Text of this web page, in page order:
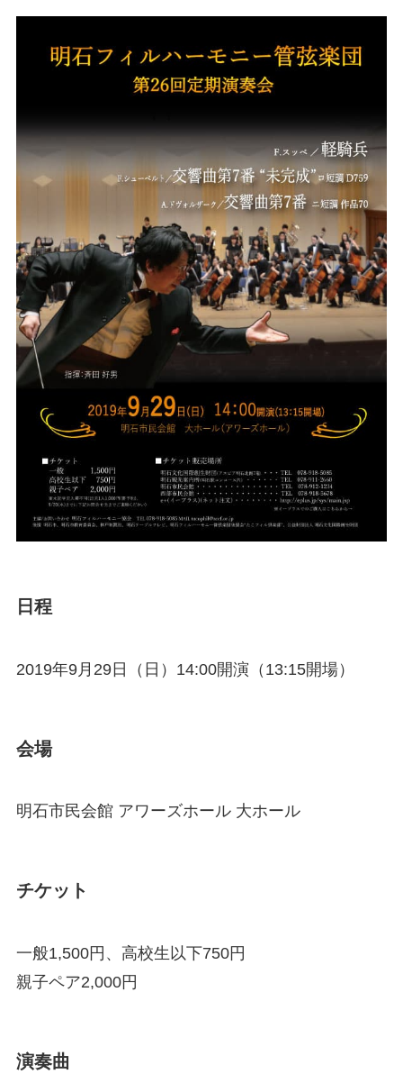
日程
2019年9月29日（日）14:00開演（13:15開場）
会場
明石市民会館 アワーズホール 大ホール
チケット
一般1,500円、高校生以下750円
親子ペア2,000円
演奏曲